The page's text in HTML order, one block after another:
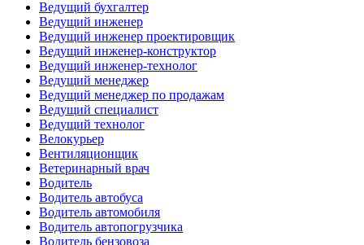
Ведущий бухгалтер
Ведущий инженер
Ведущий инженер проектировщик
Ведущий инженер-конструктор
Ведущий инженер-технолог
Ведущий менеджер
Ведущий менеджер по продажам
Ведущий специалист
Ведущий технолог
Велокурьер
Вентиляционщик
Ветеринарный врач
Водитель
Водитель автобуса
Водитель автомобиля
Водитель автопогрузчика
Водитель бензовоза